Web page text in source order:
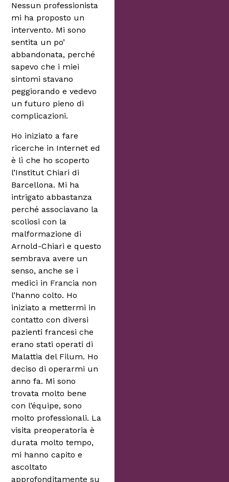
Nessun professionista
mi ha proposto un
intervento. Mi sono
sentita un po’
abbandonata, perché
sapevo che i miei
sintomi stavano
peggiorando e vedevo
un futuro pieno di
complicazioni.
Ho iniziato a fare
ricerche in Internet ed
è lì che ho scoperto
l’Institut Chiari di
Barcellona. Mi ha
intrigato abbastanza
perché associavano la
scoliosi con la
malformazione di
Arnold-Chiari e questo
sembrava avere un
senso, anche se i
medici in Francia non
l’hanno colto. Ho
iniziato a mettermi in
contatto con diversi
pazienti francesi che
erano stati operati di
Malattia del Filum. Ho
deciso di operarmi un
anno fa. Mi sono
trovata molto bene
con l’équipe, sono
molto professionali. La
visita preoperatoria è
durata molto tempo,
mi hanno capito e
ascoltato
approfonditamente su